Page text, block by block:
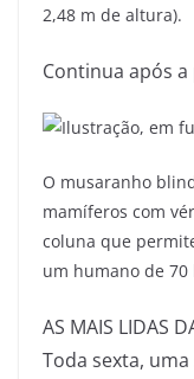
2,48 m de altura).
Continua após
O musaranho
mamíferos com
coluna que
um humano de 70
AS MAIS LIDAS
Toda sexta,